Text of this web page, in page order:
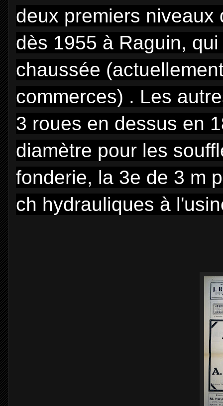
deux premiers
dès 1955 à Raguin,
chaussée
commerces) . Les
3 roues en dessus en
diamètre pour les
fonderie, la 3e de 3 m
ch hydrauliques à